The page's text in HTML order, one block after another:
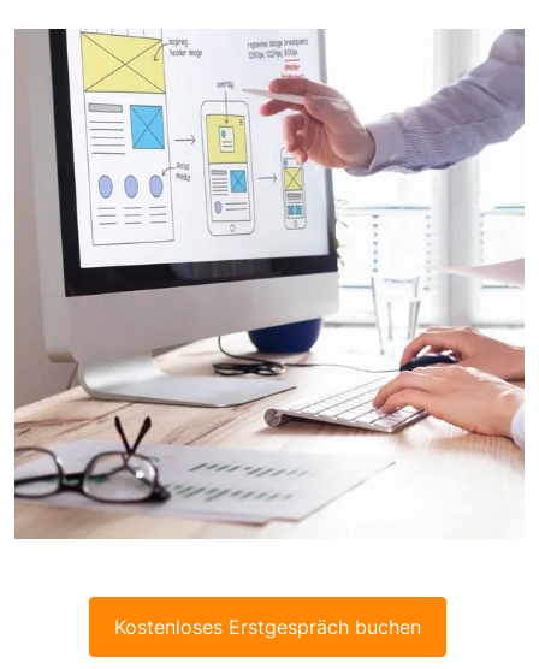
Kostenloses Erstgespräch buchen